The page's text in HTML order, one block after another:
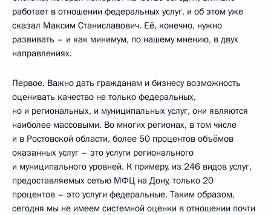
работает в отношении федеральных услуг, и об этом уже
сказал Максим Станиславович. Её, конечно, нужно
развивать – и как минимум, по нашему мнению, в двух
направлениях.
Первое. Важно дать гражданам и бизнесу возможность
оценивать качество не только федеральных,
но и региональных, и муниципальных услуг, они являются
наиболее массовыми. Во многих регионах, в том числе
и в Ростовской области, более 50 процентов объёмов
оказанных услуг – это услуги регионального
и муниципального уровней. К примеру, из 246 видов услуг,
предоставляемых сетью МФЦ на Дону, только 20
процентов – это услуги федеральные. Таким образом,
сегодня мы не имеем системной оценки в отношении почти